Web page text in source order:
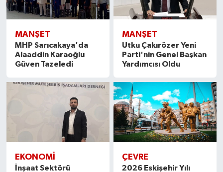
MANŞET
MHP Sarıcakaya'da
Alaaddin Karaoğlu
Güven Tazeledi
MANŞET
Utku Çakırözer Yeni
Parti'nin Genel Başkan
Yardımcısı Oldu
EKONOMI
İnşaat Sektörü
ÇEVRE
2026 Eskişehir Yılı